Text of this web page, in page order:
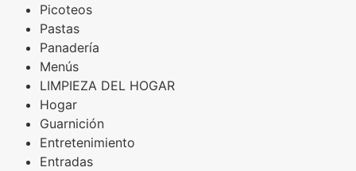
Picoteos
Pastas
Panadería
Menús
LIMPIEZA DEL HOGAR
Hogar
Guarnición
Entretenimiento
Entradas